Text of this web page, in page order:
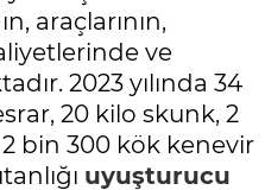
araçlarının,
ve
2023 yılında 34
20 kilo skunk, 2
bin 300 kök kenevir
uyuşturucu